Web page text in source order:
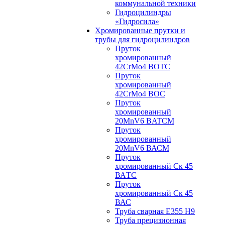
коммунальной техники
Гидроцилиндры
«Гидросила»
Хромированные прутки и
трубы для гидроцилиндров
Пруток
хромированный
42CrMo4 BOTC
Пруток
хромированный
42CrMo4 BOC
Пруток
хромированный
20MnV6 BATCM
Пруток
хромированный
20MnV6 ВАСM
Пруток
хромированный Ск 45
ВАTС
Пруток
хромированный Ск 45
ВАС
Труба сварная Е355 H9
Труба прецизионная